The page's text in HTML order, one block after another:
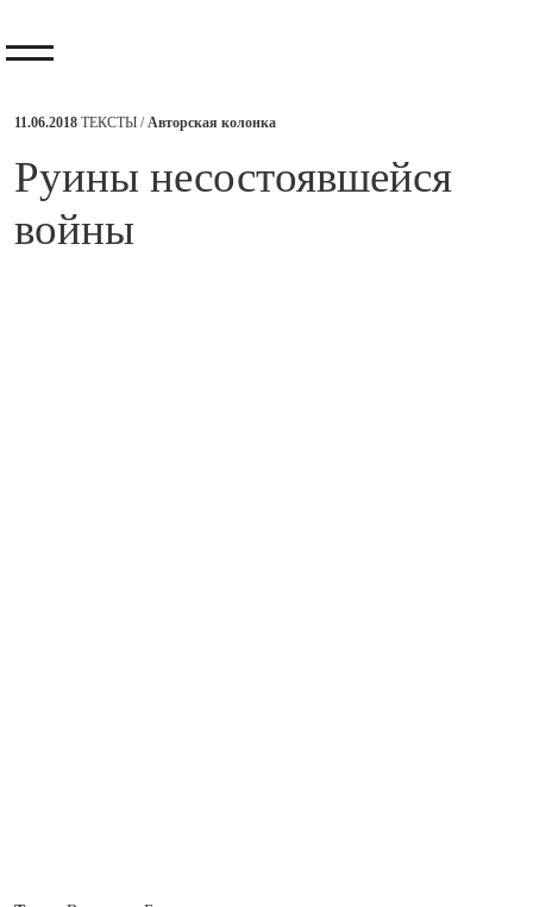
11.06.2018 ТЕКСТЫ /Авторская колонка
​Руины несостоявшейся
войны